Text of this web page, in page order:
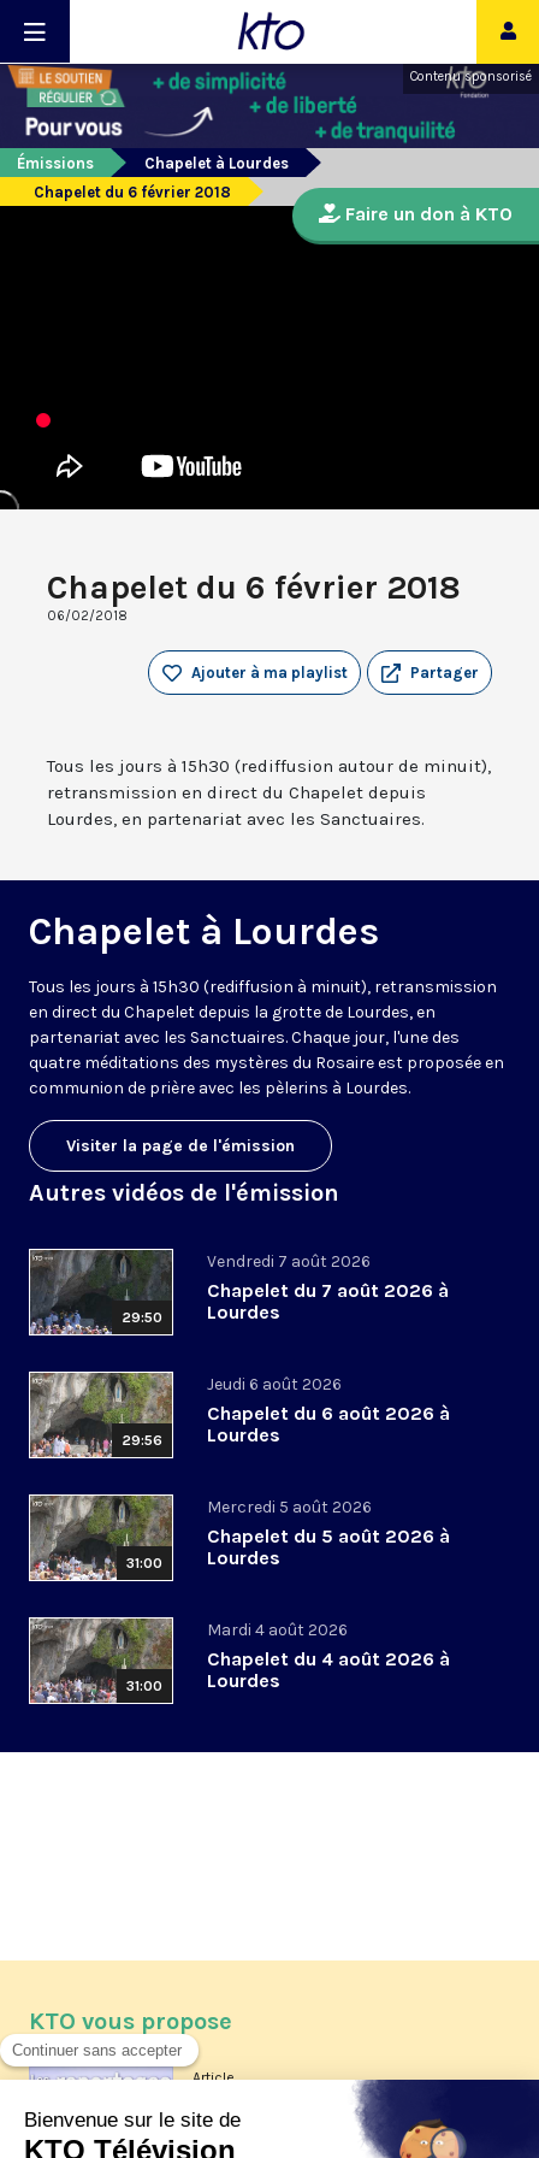
Contenu sponsorisé
Émissions
Chapelet à Lourdes
Chapelet du 6 février 2018
Chapelet du 6 février 2018
06/02/2018
Partager
Ajouter à ma playlist
Tous les jours à 15h30 (rediffusion autour de minuit),
retransmission en direct du Chapelet depuis
Lourdes, en partenariat avec les Sanctuaires.
Chapelet à Lourdes
Tous les jours à 15h30 (rediffusion à minuit), retransmission
en direct du Chapelet depuis la grotte de Lourdes, en
partenariat avec les Sanctuaires. Chaque jour, l'une des
quatre méditations des mystères du Rosaire est proposée en
communion de prière avec les pèlerins à Lourdes.
Visiter la page de l'émission
Autres vidéos de l'émission
29:50
Vendredi 7 août 2026
Chapelet du 7 août 2026 à
Lourdes
29:56
Jeudi 6 août 2026
Chapelet du 6 août 2026 à
Lourdes
31:00
Mercredi 5 août 2026
Chapelet du 5 août 2026 à
Lourdes
31:00
Mardi 4 août 2026
Chapelet du 4 août 2026 à
Lourdes
Faire un don à KTO
KTO vous propose
Article
Les reportages d'été 2026 de KTO